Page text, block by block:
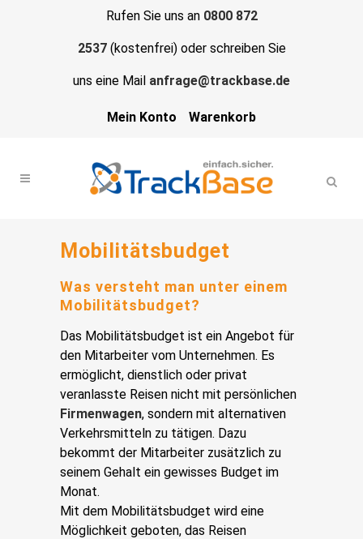
Rufen Sie uns an 0800 872
2537(kostenfrei) oder schreiben Sie
uns eine Mail anfrage@trackbase.de
Mein Konto Warenkorb
Mobilitätsbudget
Was versteht man unter einem
Mobilitätsbudget?
Das Mobilitätsbudget ist ein Angebot für
den Mitarbeiter vom Unternehmen. Es
ermöglicht, dienstlich oder privat
veranlasste Reisen nicht mit persönlichen
Firmenwagen, sondern mit alternativen
Verkehrsmitteln zu tätigen. Dazu
bekommt der Mitarbeiter zusätzlich zu
seinem Gehalt ein gewisses Budget im
Monat.
Mit dem Mobilitätsbudget wird eine
Möglichkeit geboten, das Reisen